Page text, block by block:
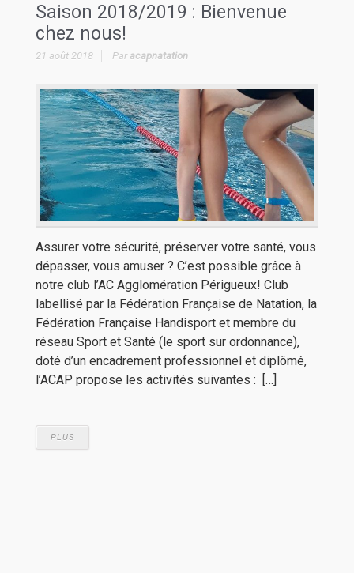
Saison 2018/2019 : Bienvenue
chez nous!
21 août 2018 Paracapnatation
Assurer votre sécurité, préserver votre santé, vous
dépasser, vous amuser ? C’est possible grâce à
notre club l’AC Agglomération Périgueux! Club
labellisé par la Fédération Française de Natation, la
Fédération Française Handisport et membre du
réseau Sport et Santé (le sport sur ordonnance),
doté d’un encadrement professionnel et diplômé,
l’ACAP propose les activités suivantes : […]
PLUS